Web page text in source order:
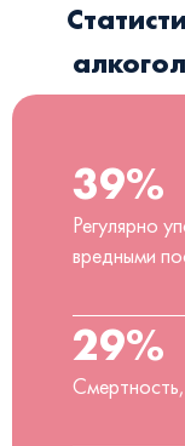
39%
Регулярно
вредными
29%
Смертность,